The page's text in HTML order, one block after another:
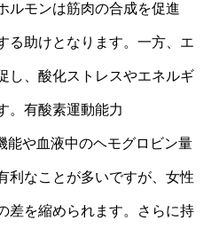
ルモンは筋肉の合成を促進
る助けとなります。一方、エ
し、酸化ストレスやエネルギ
。有酸素運動能力
能や血液中のヘモグロビン量
利なことが多いですが、女性
差を縮められます。さらに持